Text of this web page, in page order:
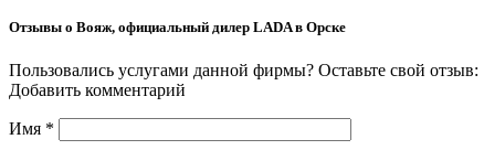
Отзывы о Вояж, официальный дилер LADA в Орске
Пользовались услугами данной фирмы? Оставьте свой отзыв:
Добавить комментарий
Имя *